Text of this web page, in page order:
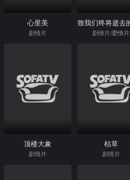
心里美
剧情片 剧情片/爱情片
顶楼大象
剧情片
枯草
剧情片